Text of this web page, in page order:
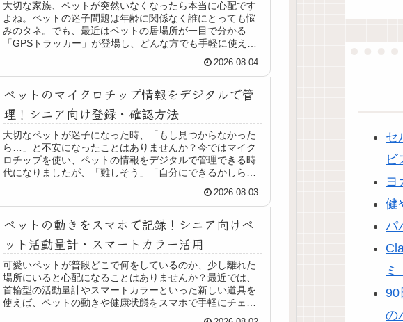
大切な家族、ペットが突然いなくなったら本当に心配です
よね。ペットの迷子問題は年齢に関係なく誰にとっても悩
みのタネ。でも、最近はペットの居場所が一目で分かる
「GPSトラッカー」が登場し、どんな方でも手軽に使える
2026.08.04
ペットのマイクロチップ情報をデジタルで管
理！シニア向け登録・確認方法
大切なペットが迷子になった時、「もし見つからなかった
ら…」と不安になったことはありませんか？今ではマイク
ロチップを使い、ペットの情報をデジタルで管理できる時
代になりましたが、「難しそう」「自分にできるかしら」
2026.08.03
ペットの動きをスマホで記録！シニア向けペ
ット活動量計・スマートカラー活用
可愛いペットが普段どこで何をしているのか、少し離れた
場所にいると心配になることはありませんか？最近では、
首輪型の活動量計やスマートカラーといった新しい道具を
使えば、ペットの動きや健康状態をスマホで手軽にチェッ
セ
ビ
ヨ
健
パ
ミ
90
の